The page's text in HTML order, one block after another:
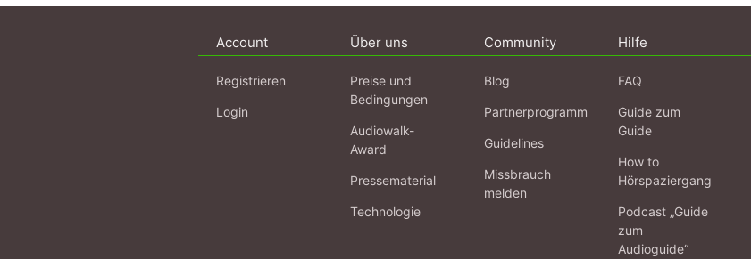
Account
Registrieren
Login
Über uns
Preise und
Bedingungen
Audiowalk-
Award
Pressematerial
Technologie
Community
Blog
Partnerprogramm
Guidelines
Missbrauch
melden
Hilfe
FAQ
Guide zum
Guide
How to
Hörspaziergang
Podcast „Guide
zum
Audioguide“